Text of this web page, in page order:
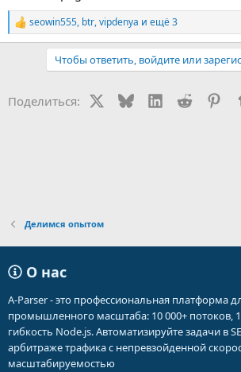
Р
е
и
seowin555, btr,vipdenya и ещё 3
Чтобы ответить, войдите или
Поделиться: BlueskyLinkedIn
Reddit
Делимся опытом
О нас
A-Parser - это профессиональная платформа
промышленного масштаба: 10 000+ потоков,
гибкость Node.js. Автоматизируйте задачи в
арбитраже трафика с непревзойденной
масштабируемостью